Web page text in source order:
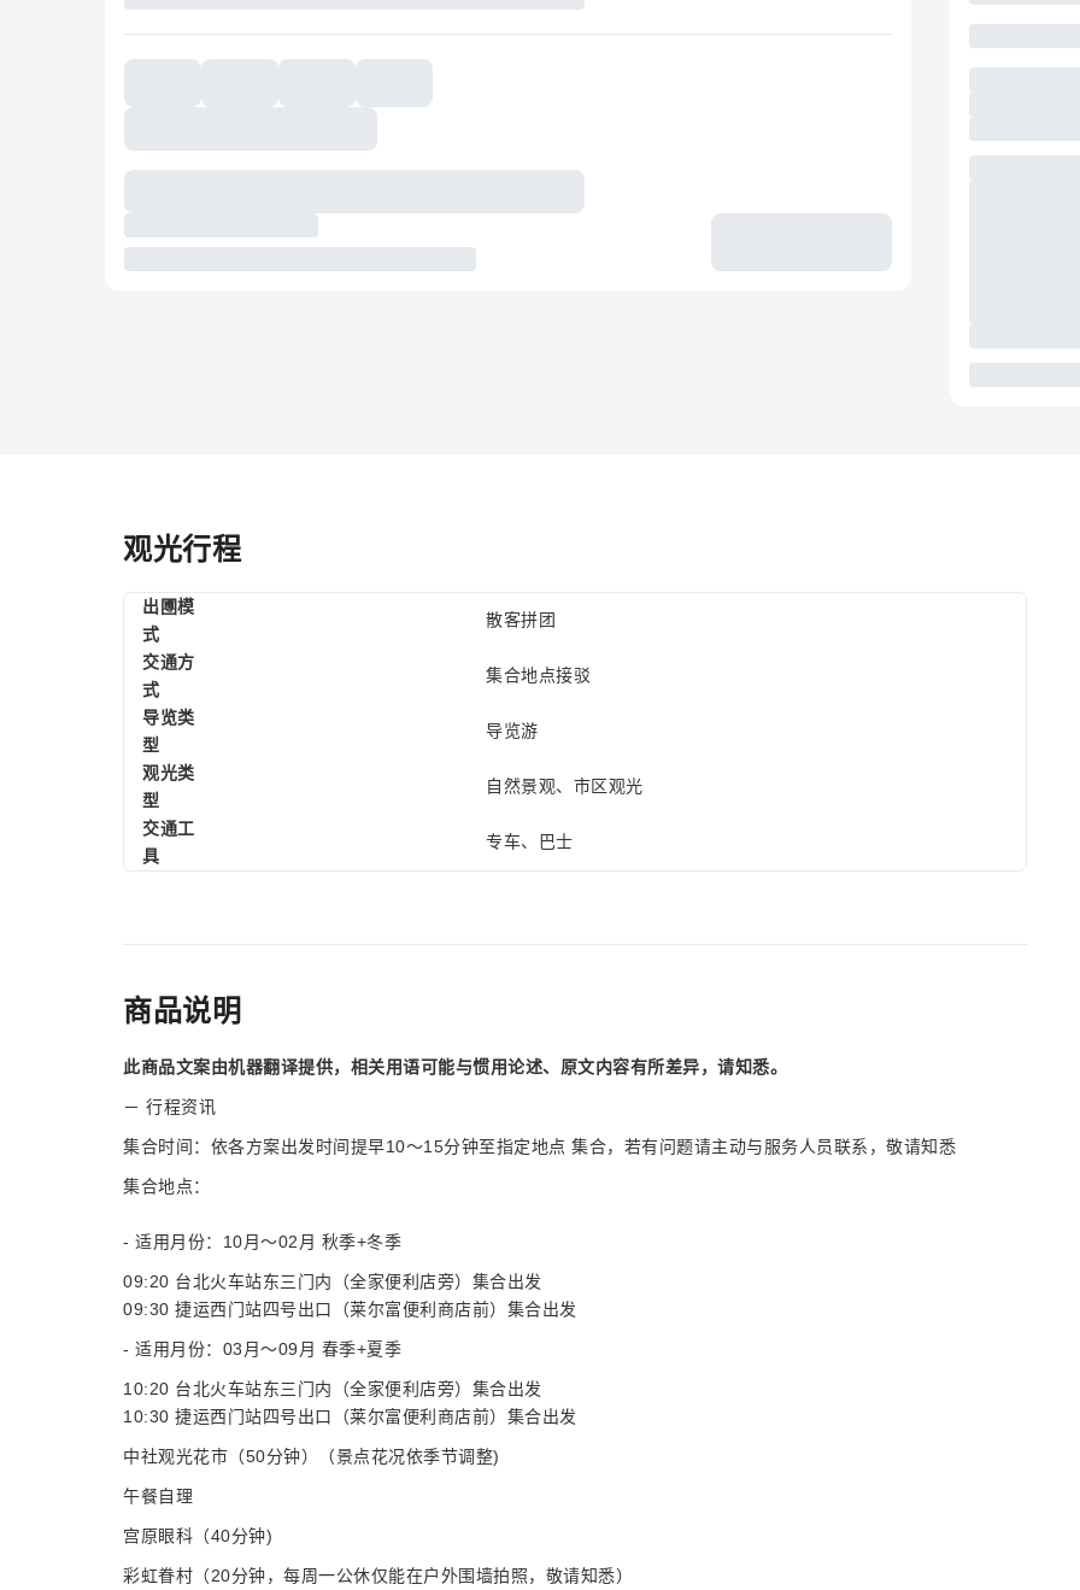
观光行程
出圑模
式
散客拼团
交通方
式
集合地点接驳
导览类
型
导览游
观光类
型
自然景观、市区观光
交通工
具
专车、巴士
商品说明
此商品文案由机器翻译提供，相关用语可能与惯用论述、原文内容有所差异，请知悉。
－ 行程资讯
集合时间：依各方案出发时间提早10～15分钟至指定地点 集合，若有问题请主动与服务人员联系，敬请知悉
集合地点：
- 适用月份：10月～02月 秋季+冬季
09:20 台北火车站东三门内（全家便利店旁）集合出发
09:30 捷运西门站四号出口（莱尔富便利商店前）集合出发
- 适用月份：03月～09月 春季+夏季
10:20 台北火车站东三门内（全家便利店旁）集合出发
10:30 捷运西门站四号出口（莱尔富便利商店前）集合出发
中社观光花市（50分钟）（景点花况依季节调整)
午餐自理
宫原眼科（40分钟)
彩虹眷村（20分钟，每周一公休仅能在户外围墙拍照，敬请知悉）